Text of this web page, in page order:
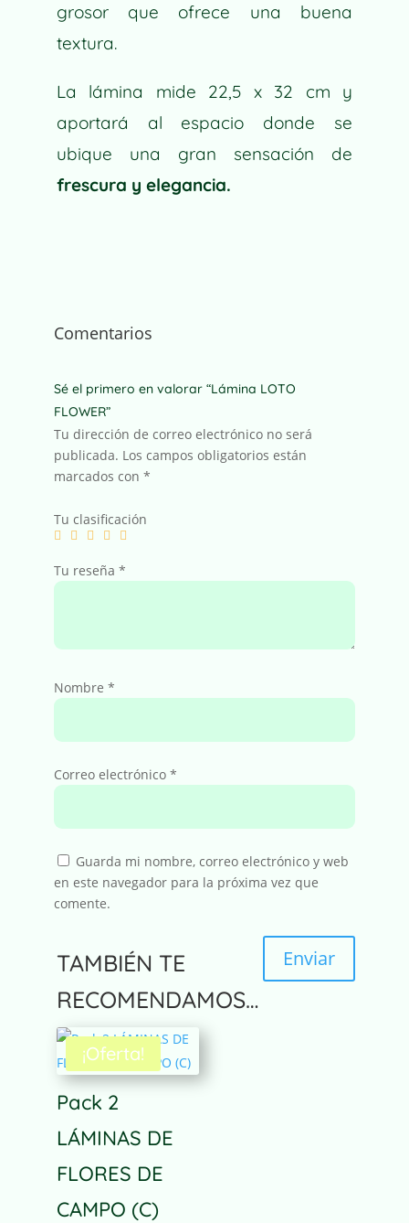
grosor que ofrece una buena
textura.
La lámina mide 22,5 x 32 cm y
aportará al espacio donde se
ubique una gran sensación de
frescura y elegancia.
Comentarios
Sé el primero en valorar “Lámina LOTO
FLOWER”
Tu dirección de correo electrónico no será
publicada. Los campos obligatorios están
marcados con *
Tu clasificación
Tu reseña *
Nombre *
Correo electrónico *
Guarda mi nombre, correo electrónico y web
en este navegador para la próxima vez que
comente.
Enviar
A
t
e
n
v
e
TAMBIÉN TE
RECOMENDAMOS…
¡Oferta!
Pack 2
LÁMINAS DE
FLORES DE
CAMPO (C)